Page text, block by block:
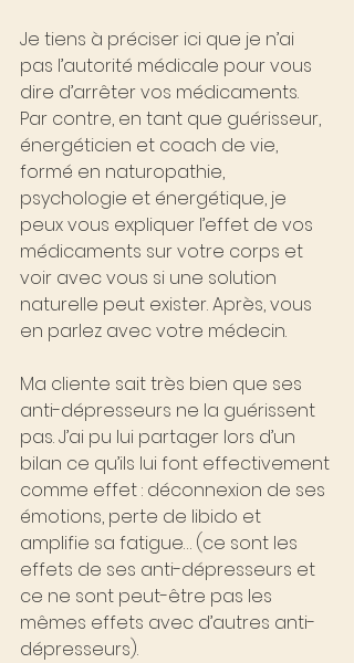
Je tiens à préciser ici que je n’ai
pas l’autorité médicale pour vous
dire d’arrêter vos médicaments.
Par contre, en tant que guérisseur,
énergéticien et coach de vie,
formé en naturopathie,
psychologie et énergétique, je
peux vous expliquer l’effet de vos
médicaments sur votre corps et
voir avec vous si une solution
naturelle peut exister. Après, vous
en parlez avec votre médecin.
Ma cliente sait très bien que ses
anti-dépresseurs ne la guérissent
pas. J’ai pu lui partager lors d’un
bilan ce qu’ils lui font effectivement
comme effet : déconnexion de ses
émotions, perte de libido et
amplifie sa fatigue… (ce sont les
effets de ses anti-dépresseurs et
ce ne sont peut-être pas les
mêmes effets avec d’autres anti-
dépresseurs).